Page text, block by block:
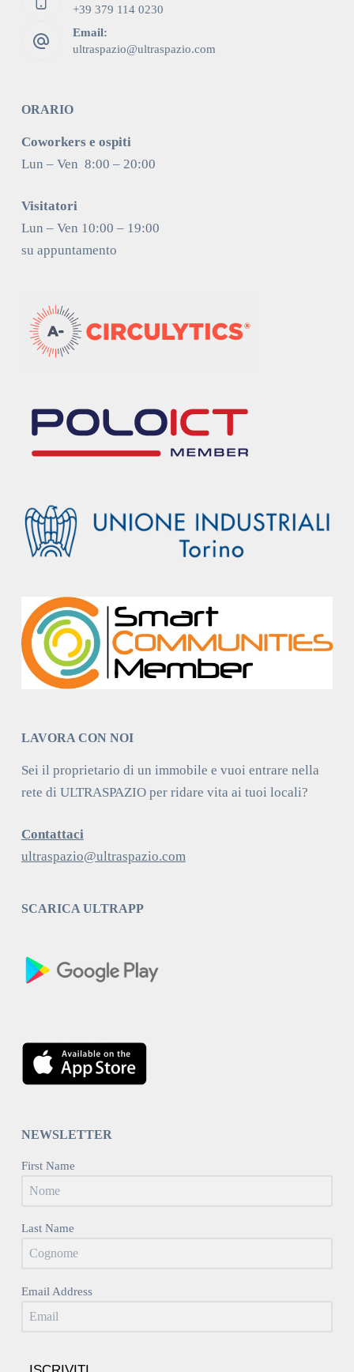
+39 379 114 0230
Email:
ultraspazio@ultraspazio.com
ORARIO
Coworkers e ospiti
Lun – Ven 8:00 – 20:00
Visitatori
Lun – Ven 10:00 – 19:00
su appuntamento
LAVORA CON NOI
Sei il proprietario di un immobile e vuoi entrare nella
rete di ULTRASPAZIO per ridare vita ai tuoi locali?
Contattaci
ultraspazio@ultraspazio.com
SCARICA ULTRAPP
NEWSLETTER
First Name
Last Name
Email Address